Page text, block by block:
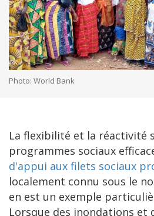
Photo: World Bank
La flexibilité et la réactivité
programmes sociaux
d'appui aux filets sociaux
localement connu sous le
en est un exemple
Lorsque des inondations et